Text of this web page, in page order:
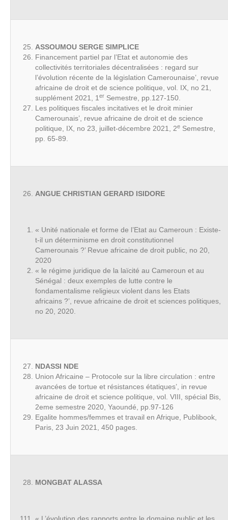
ASSOUMOU SERGE SIMPLICE
Financement partiel par l’Etat et autonomie des
collectivités territoriales décentralisées : regard sur
l’évolution récente de la législation Camerounaise’, revue
africaine de droit et de science politique, vol. IX, no 21,
supplément 2021, 1 er Semestre, pp.127-150.
Les politiques fiscales incitatives et le droit minier
Camerounais’, revue africaine de droit et de science
politique, IX, no 23, juillet-décembre 2021, 2e Semestre,
pp. 65-89.
ANGUE CHRISTIAN GERARD ISIDORE
« Unité nationale et forme de l’Etat au Cameroun : Existe-
t-il un déterminisme en droit constitutionnel
Camerounais ?’ Revue africaine de droit public, no 20,
2020
« le régime juridique de la laïcité au Cameroun et au
Sénégal : deux exemples de lutte contre le
fondamentalisme religieux violent dans les Etats
africains ?’, revue africaine de droit et sciences politiques,
no 20, 2020.
NDASSI NDE
Union Africaine – Protocole sur la libre circulation : entre
avancées de tortue et résistances étatiques’, in revue
africaine de droit et science politique, vol. VIII, spécial Bis,
2eme semestre 2020, Yaoundé, pp.97-126
Egalite hommes/femmes et travail en Afrique, Publibook,
Paris, 23 Juin 2021, 450 pages.
MONGBAT ALASSA